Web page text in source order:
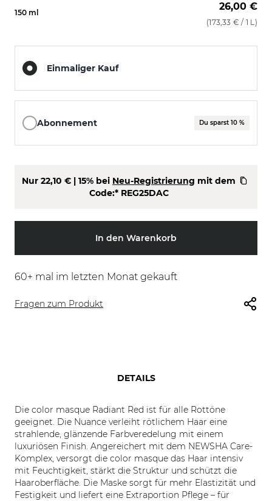
150 ml
26,00 €
(173,33 € / 1 L)
Einmaliger Kauf
Abonnement Du sparst 10 %
Nur 22,10 € | 15% bei Neu-Registrierung mit dem
Code:* REG25DAC
In den Warenkorb
60+ mal im letzten Monat gekauft
Fragen zum Produkt
DETAILS
Die color masque Radiant Red ist für alle Rottöne
geeignet. Die Nuance verleiht rötlichem Haar eine
strahlende, glänzende Farbveredelung mit einem
luxuriösen Finish. Angereichert mit dem NEWSHA Care-
Komplex, versorgt die color masque das Haar intensiv
mit Feuchtigkeit, stärkt die Struktur und schützt die
Haaroberfläche. Die Maske sorgt für mehr Elastizität und
Festigkeit und liefert eine Extraportion Pflege – für